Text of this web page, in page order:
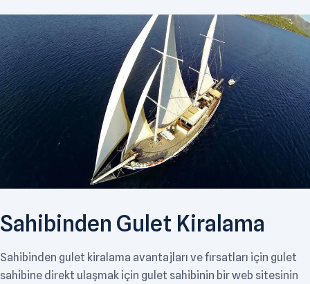
Sahibinden Gulet Kiralama
Sahibinden gulet kiralama avantajları ve fırsatları için gulet
sahibine direkt ulaşmak için gulet sahibinin bir web sitesinin